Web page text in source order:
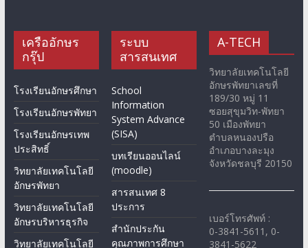
เครืออักษร
กรุ๊ป
โรงเรียนอักษรศึกษา
โรงเรียนอักษรพัทยา
โรงเรียนอักษรเทพ
ประสิทธิ์
วิทยาลัยเทคโนโลยี
อักษรพัทยา
วิทยาลัยเทคโนโลยี
อักษรบริหารธุรกิจ
วิทยาลัยเทคโนโลยี
ระบบ
สารสนเทศ
School
Information
System Advance
(SISA)
บทเรียนออนไลน์
(moodle)
สารสนเทศ 8
ประการ
สำนักประกัน
คุณภาพการศึกษา
A-TECH
วิทยาลัยเทคโนโลยี
อักษรพัทยาเลขที่
189/30 หมู่ 11
ซอยสุขุมวิท-พัทยา
50 เมืองพัทยา
ตำบลหนองปรือ
อำเภอบางละมุง
จังหวัดชลบุรี 20150
เบอร์โทรศัพท์ :
0-3841-5611, 0-
3841-5622